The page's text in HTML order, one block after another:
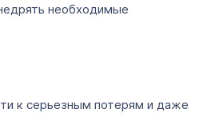
необходимые
к серьезным потерям и даже